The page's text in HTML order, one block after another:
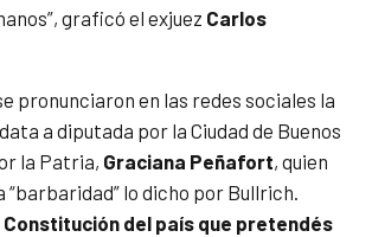
graficó el exjuez Carlos
pronunciaron en las redes sociales la
a diputada por la Ciudad de Buenos
la Patria, Graciana Peñafort, quien
“barbaridad” lo dicho por Bullrich.
Constitución del país que pretendés